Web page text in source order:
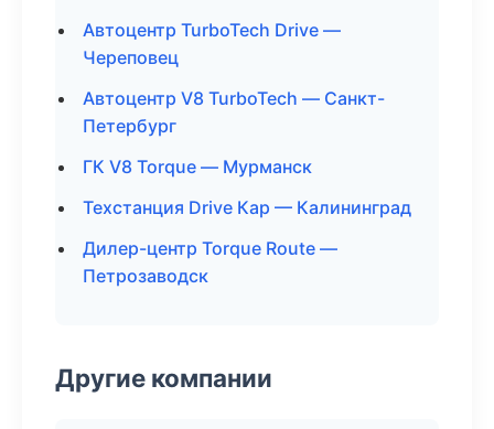
Автоцентр TurboTech Drive —
Череповец
Автоцентр V8 TurboTech — Санкт-
Петербург
ГК V8 Torque — Мурманск
Техстанция Drive Кар — Калининград
Дилер-центр Torque Route —
Петрозаводск
Другие компании